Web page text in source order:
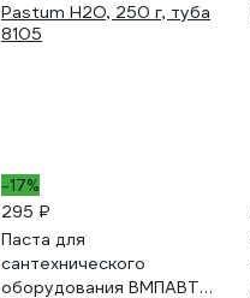
-17%
295 ₽
Паста для
сантехнического
оборудования ВМПАВТО